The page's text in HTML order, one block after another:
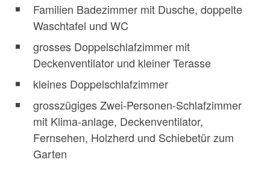
Familien Badezimmer mit Dusche, doppelte
Waschtafel und WC
grosses Doppelschlafzimmer mit
Deckenventilator und kleiner Terasse
kleines Doppelschlafzimmer
grosszügiges Zwei-Personen-Schlafzimmer
mit Klima-anlage, Deckenventilator,
Fernsehen, Holzherd und Schiebetür zum
Garten